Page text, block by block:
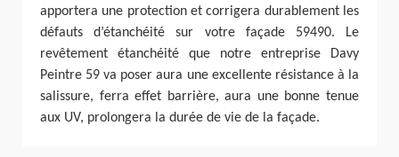
apportera une protection et corrigera durablement les
défauts d’étanchéité sur votre façade 59490. Le
revêtement étanchéité que notre entreprise Davy
Peintre 59 va poser aura une excellente résistance à la
salissure, ferra effet barrière, aura une bonne tenue
aux UV, prolongera la durée de vie de la façade.